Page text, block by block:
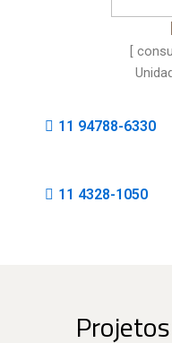
[
11 94788-6330
11 4328-1050